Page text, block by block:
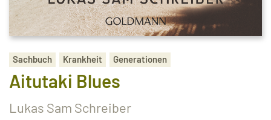
Sachbuch Krankheit Generationen
Aitutaki Blues
Lukas Sam Schreiber